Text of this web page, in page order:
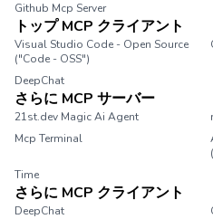
Github Mcp Server
トップ MCP クライアント
Visual Studio Code - Open Source
("Code - OSS")
DeepChat
さらに MCP サーバー
21st.dev Magic Ai Agent
Mcp Terminal
Time
さらに MCP クライアント
DeepChat